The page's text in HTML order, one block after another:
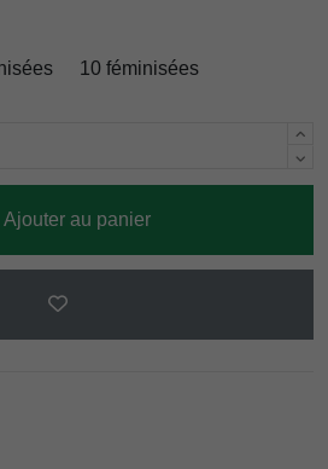
10 féminisées
Ajouter au panier